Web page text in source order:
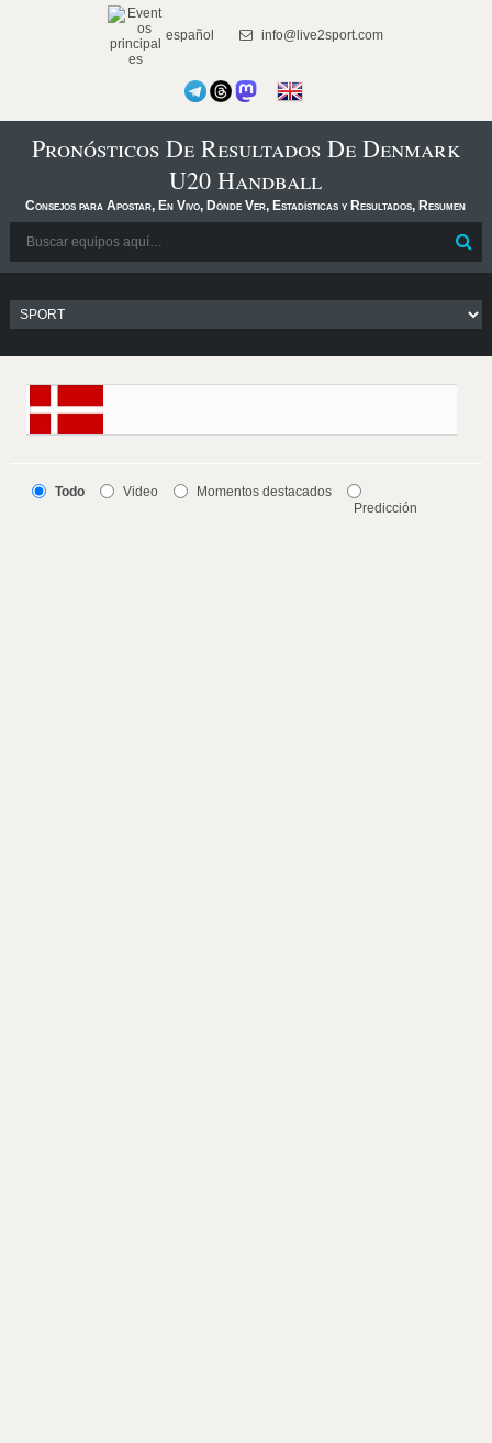
español info@live2sport.com
Pronósticos De Resultados De Denmark
U20 Handball
Consejos para Apostar, En Vivo, Dónde Ver, Estadísticas y Resultados, Resumen
Todo Video
Momentos destacados
Predicción